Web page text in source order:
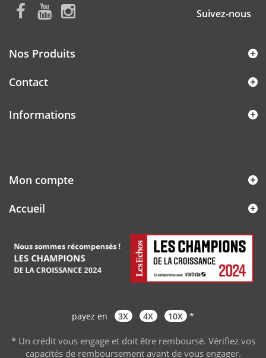
Suivez-nous
Nos Produits
Contact
Informations
Mon compte
Accueil
payez en 3X 4X 10X *
* Un crédit vous engage et doit être remboursé. Vérifiez vos
capacités de remboursement avant de vous engager.